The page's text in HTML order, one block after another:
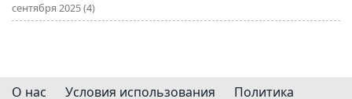
сентября 2025(4)
О нас Условия использования Политика